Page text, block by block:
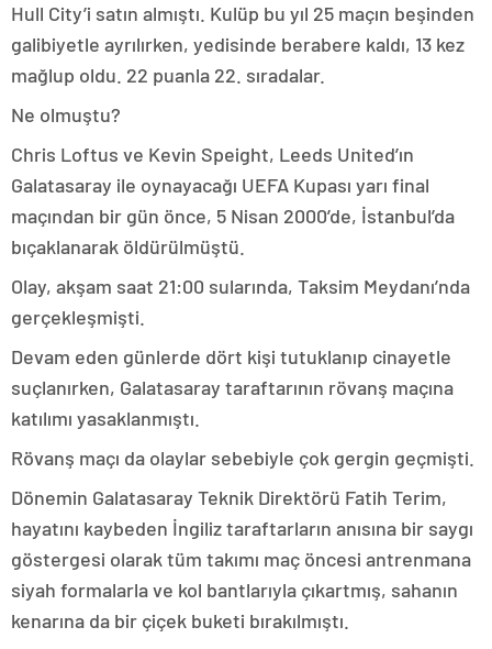
Hull City’i satın almıştı. Kulüp bu yıl 25 maçın beşinden
galibiyetle ayrılırken, yedisinde berabere kaldı, 13 kez
mağlup oldu. 22 puanla 22. sıradalar.
Ne olmuştu?
Chris Loftus ve Kevin Speight, Leeds United’ın
Galatasaray ile oynayacağı UEFA Kupası yarı final
maçından bir gün önce, 5 Nisan 2000’de, İstanbul’da
bıçaklanarak öldürülmüştü.
Olay, akşam saat 21:00 sularında, Taksim Meydanı’nda
gerçekleşmişti.
Devam eden günlerde dört kişi tutuklanıp cinayetle
suçlanırken, Galatasaray taraftarının rövanş maçına
katılımı yasaklanmıştı.
Rövanş maçı da olaylar sebebiyle çok gergin geçmişti.
Dönemin Galatasaray Teknik Direktörü Fatih Terim,
hayatını kaybeden İngiliz taraftarların anısına bir saygı
göstergesi olarak tüm takımı maç öncesi antrenmana
siyah formalarla ve kol bantlarıyla çıkartmış, sahanın
kenarına da bir çiçek buketi bırakılmıştı.